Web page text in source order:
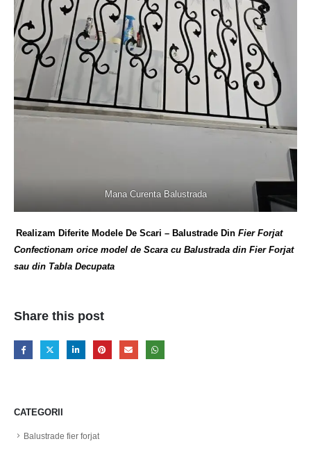
Mana Curenta Balustrada
Realizam Diferite Modele De Scari – Balustrade Din Fier Forjat
Confectionam orice model de Scara cu Balustrada din Fier Forjat
sau din Tabla Decupata
Share this post
CATEGORII
Balustrade fier forjat